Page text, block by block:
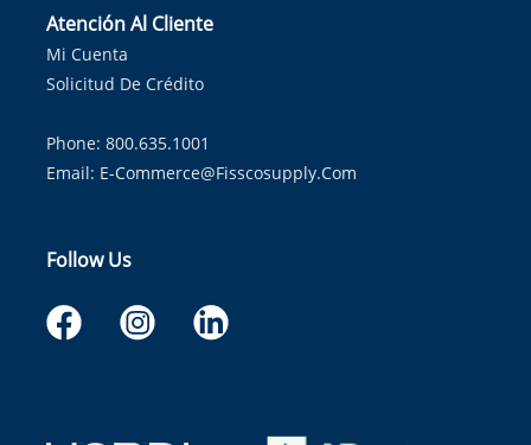
Atención Al Cliente
Mi Cuenta
Solicitud De Crédito
Phone: 800.635.1001
Email: E-Commerce@fisscosupply.com
Follow Us